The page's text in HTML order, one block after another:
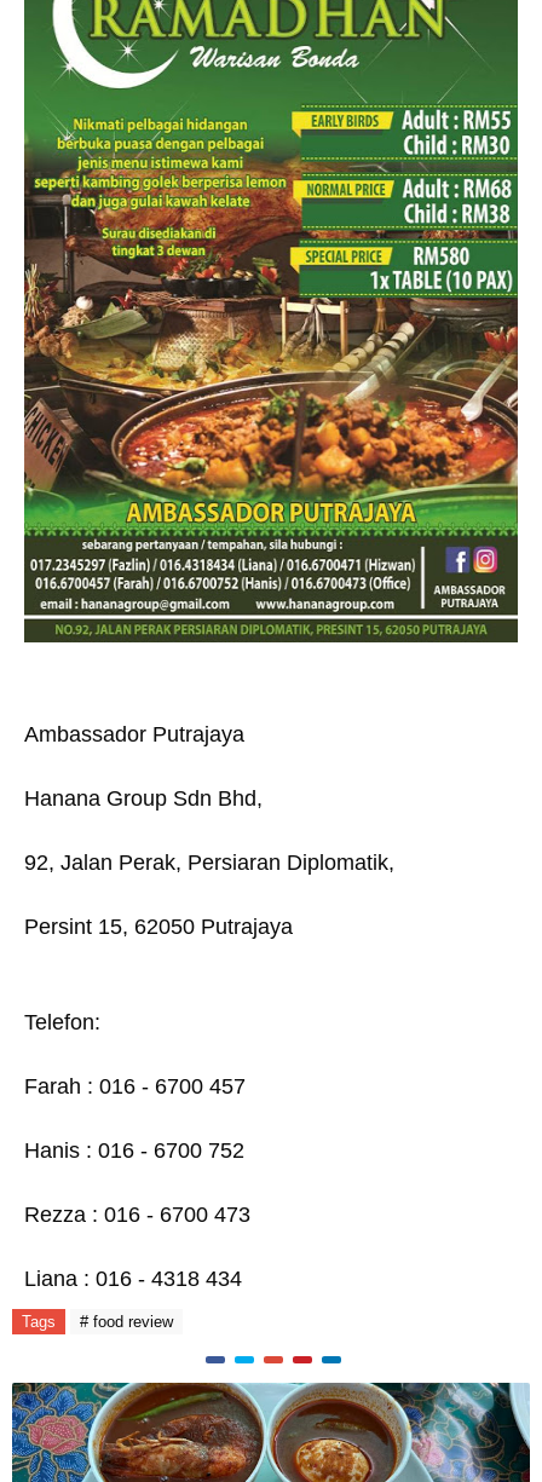
Ambassador Putrajaya
Hanana Group Sdn Bhd,
92, Jalan Perak, Persiaran Diplomatik,
Persint 15, 62050 Putrajaya
Telefon:
Farah : 016 - 6700 457
Hanis : 016 - 6700 752
Rezza : 016 - 6700 473
Liana : 016 - 4318 434
Tags # food review